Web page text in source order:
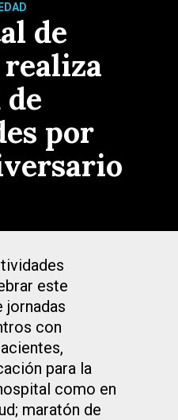
de
por
este
jornadas
con
para la
como en
maratón de